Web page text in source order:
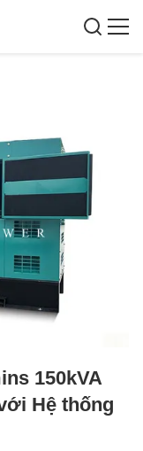
150kVA
Hệ thống